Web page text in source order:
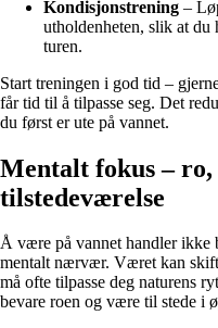
Kondisjonstrening –
utholdenheten, slik at du
turen.
Start treningen i god tid –
får tid til å tilpasse seg. Det
du først er ute på vannet.
Mentalt fokus –
tilstedeværelse
Å være på vannet handler ikke
mentalt nærvær. Været kan
må ofte tilpasse deg naturens
bevare roen og være til stede i